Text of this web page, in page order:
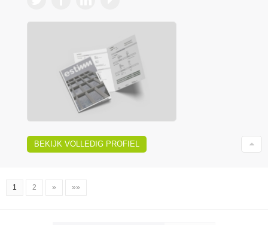
BEKIJK VOLLEDIG PROFIEL
1 2 » »»